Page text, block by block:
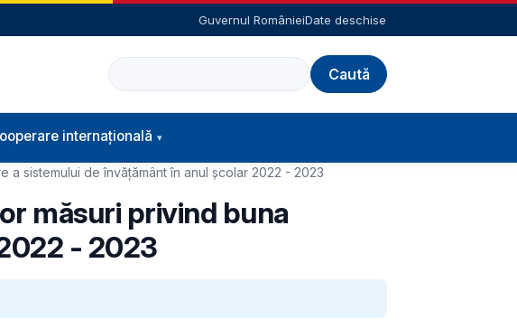
Guvernul RomânieiDate deschise
Caută
internațională
sistemului de învățământ în anul școlar 2022 - 2023
măsuri privind buna
- 2023